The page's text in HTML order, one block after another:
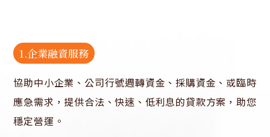
1.企業融資服務
協助中小企業、公司行號週轉資金、採購資金、或臨時
應急需求，提供合法、快速、低利息的貸款方案，助您
穩定營運。